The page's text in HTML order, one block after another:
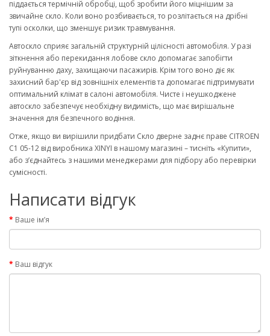
піддається термічній обробці, щоб зробити його міцнішим за
звичайне скло. Коли воно розбивається, то розлітається на дрібні
тупі осколки, що зменшує ризик травмування.
Автоскло сприяє загальній структурній цілісності автомобіля. У разі
зіткнення або перекидання лобове скло допомагає запобігти
руйнуванню даху, захищаючи пасажирів. Крім того воно діє як
захисний бар'єр від зовнішніх елементів та допомагає підтримувати
оптимальний клімат в салоні автомобіля. Чисте і неушкоджене
автоскло забезпечує необхідну видимість, що має вирішальне
значення для безпечного водіння.
Отже, якщо ви вирішили придбати Скло дверне заднє праве CITROEN
C1 05-12 від виробника XINYI в нашому магазині – тисніть «Купити»,
або з’єднайтесь з нашими менеджерами для підбору або перевірки
сумісності.
Написати відгук
Ваше ім’я
Ваш відгук